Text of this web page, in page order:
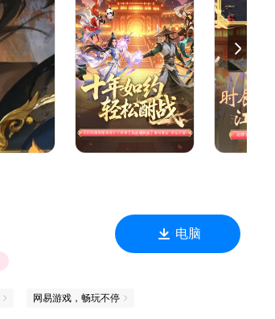
电脑
网易游戏，畅玩不停